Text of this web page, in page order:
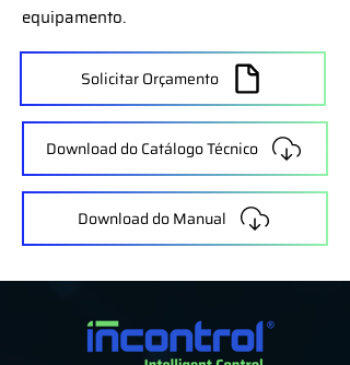
equipamento.
Solicitar Orçamento
Download do Catálogo Técnico
Download do Manual